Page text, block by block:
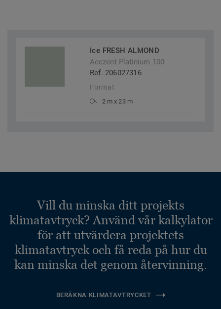
Ice FRESH ALMOND
Acczent Platinium 100
Ref. 206027316
Format
2 m x 23 m
Vill du minska ditt projekts
klimatavtryck? Använd vår kalkylator
för att utvärdera projektets
klimatavtryck och få reda på hur du
kan minska det genom återvinning.
BERÄKNA KLIMATAVTRYCKET